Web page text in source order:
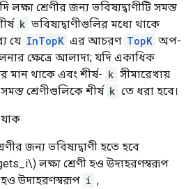
লক্ষ্য শ্রেণীর জন্য ভবিষ্যদ্বাণীটি সমস্ত
k ভবিষ্যদ্বাণীগুলির মধ্যে থাকে
যে InTopK এর আচরণ TopK অপ-
ক্ষেত্রে আলাদা; যদি একাধিক
মান থাকে এবং শীর্ষ- k সীমারেখায়
শ্রেণীগুলিকে শীর্ষ k তে ধরা হবে।
জন্য ভবিষ্যদ্বাণী হতে হবে
লক্ষ্য শ্রেণী হও উদাহরণস্বরূপ
উদাহরণস্বরূপ i ,